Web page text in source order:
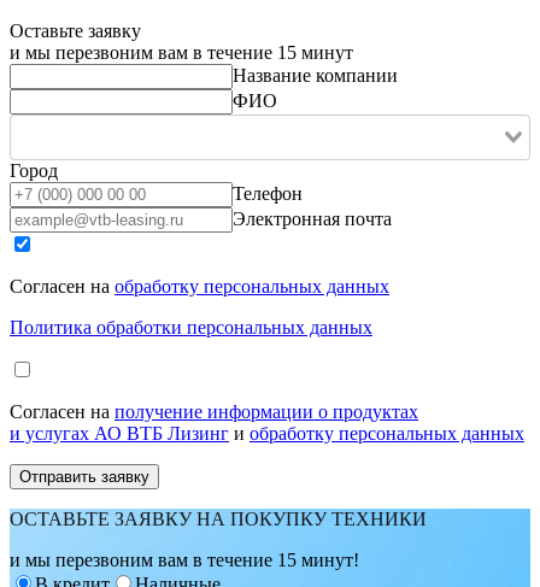
Оставьте заявку
и мы перезвоним вам в течение 15 минут
Название компании
ФИО
Город
Телефон
Электронная почта
Согласен на обработку персональных данных
Политика обработки персональных данных
Согласен на получение информации о продуктах
и услугах АО ВТБ Лизинг и обработку персональных данных
ОСТАВЬТЕ ЗАЯВКУ НА ПОКУПКУ ТЕХНИКИ
и мы перезвоним вам в течение 15 минут!